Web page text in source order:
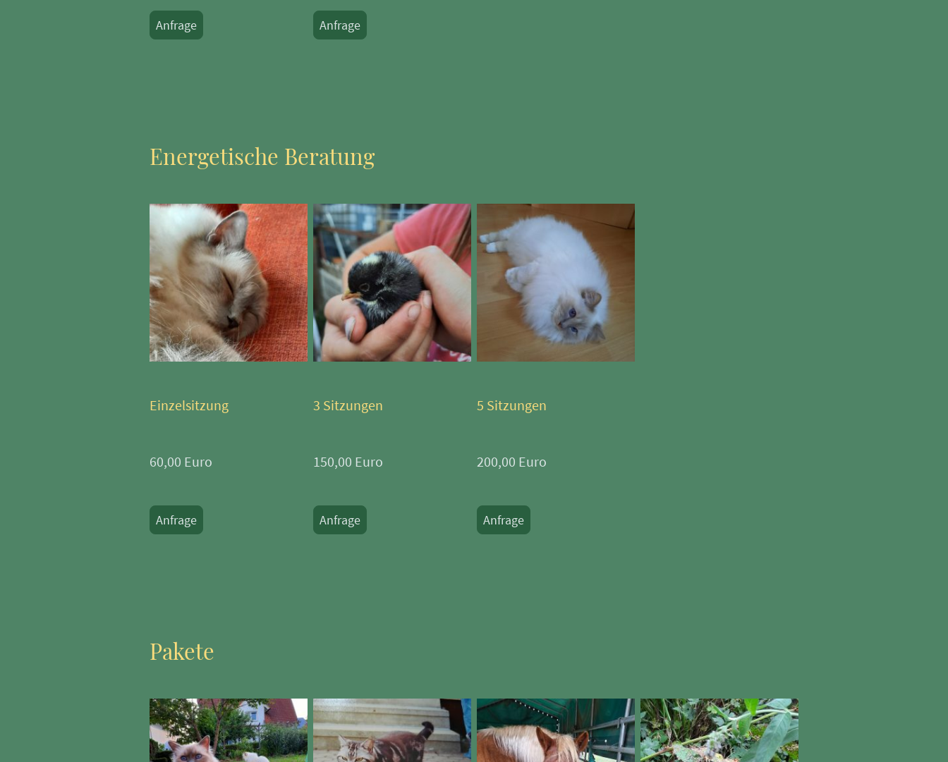
Anfrage Anfrage
Energetische Beratung
Einzelsitzung
60,00 Euro
Anfrage
3 Sitzungen
150,00 Euro
Anfrage
5 Sitzungen
200,00 Euro
Anfrage
Pakete